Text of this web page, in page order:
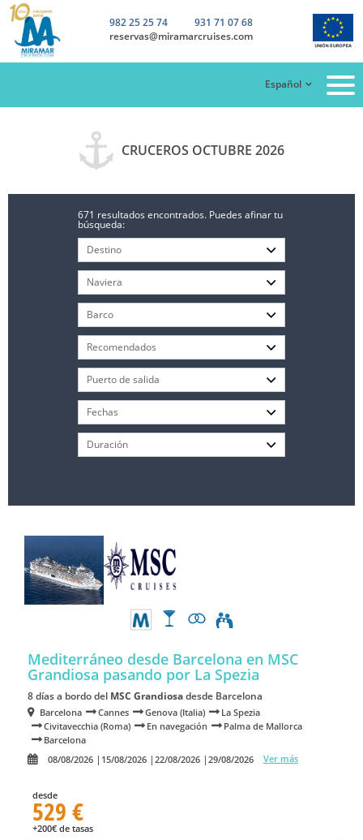
982 25 25 74
931 71 07 68
reservas@miramarcruises.com
Español
CRUCEROS OCTUBRE 2026
671 resultados encontrados. Puedes afinar tu
búsqueda:
Mediterráneo desde Barcelona en MSC
Grandiosa pasando por La Spezia
8 días a bordo del MSC Grandiosadesde Barcelona
Barcelona Cannes Genova (Italia)
La Spezia
Civitavecchia (Roma)
En navegación
Palma de Mallorca
Barcelona
08/08/2026
15/08/2026 22/08/2026 29/08/2026 Ver más
desde
529 €
+200€ de tasas